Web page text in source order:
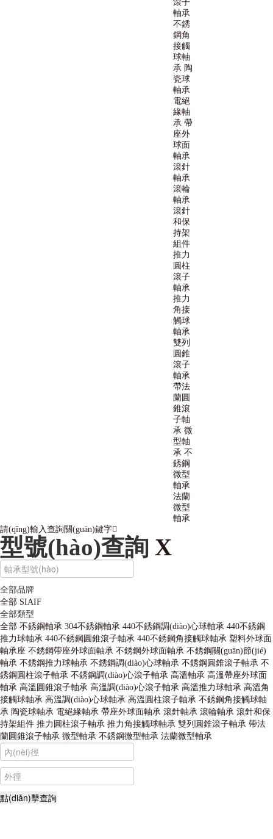
滾子
軸承
不銹
鋼角
接觸
球軸
承 陶
瓷球
軸承
電絕
緣軸
承 帶
座外
球面
軸承
滾針
軸承
滾輪
軸承
滾針
和保
持架
組件
推力
圓柱
滾子
軸承
推力
角接
觸球
軸承
雙列
圓錐
滾子
軸承
帶法
蘭圓
錐滾
子軸
承 微
型軸
承 不
銹鋼
微型
軸承
法蘭
微型
軸承
請(qǐng)輸入查詢關(guān)鍵字
型號(hào)查詢 X
全部品牌
全部 SIAIF
全部類型
全部 不銹鋼軸承 304不銹鋼軸承 440不銹鋼調(diào)心球軸承 440不銹鋼
推力球軸承 440不銹鋼圓錐滾子軸承 440不銹鋼角接觸球軸承 塑料外球面
軸承座 不銹鋼帶座外球面軸承 不銹鋼外球面軸承 不銹鋼關(guān)節(jié)
軸承 不銹鋼推力球軸承 不銹鋼調(diào)心球軸承 不銹鋼圓錐滾子軸承 不
銹鋼圓柱滾子軸承 不銹鋼調(diào)心滾子軸承 高溫軸承 高溫帶座外球面
軸承 高溫圓錐滾子軸承 高溫調(diào)心滾子軸承 高溫推力球軸承 高溫角
接觸球軸承 高溫調(diào)心球軸承 高溫圓柱滾子軸承 不銹鋼角接觸球軸
承 陶瓷球軸承 電絕緣軸承 帶座外球面軸承 滾針軸承 滾輪軸承 滾針和保
持架組件 推力圓柱滾子軸承 推力角接觸球軸承 雙列圓錐滾子軸承 帶法
蘭圓錐滾子軸承 微型軸承 不銹鋼微型軸承 法蘭微型軸承